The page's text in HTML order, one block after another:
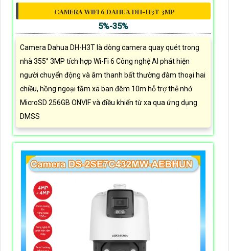
CAMERA WIFI 6 DAHUA DH-H3T 3MP
5%-35%
Camera Dahua DH-H3T là dòng camera quay quét trong
nhà 355° 3MP tích hợp Wi-Fi 6 Công nghệ AI phát hiện
người chuyển động và âm thanh bất thường đàm thoại hai
chiều, hồng ngoại tầm xa ban đêm 10m hỗ trợ thẻ nhớ
MicroSD 256GB ONVIF và điều khiển từ xa qua ứng dụng
DMSS